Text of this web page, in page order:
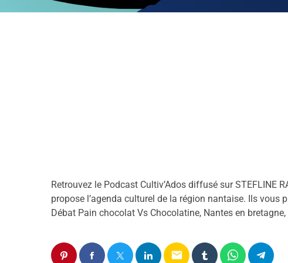
Retrouvez le Podcast Cultiv’Ados diffusé sur STEFLINE
propose l’agenda culturel de la région nantaise. Ils vous
Débat Pain chocolat Vs Chocolatine, Nantes en
email